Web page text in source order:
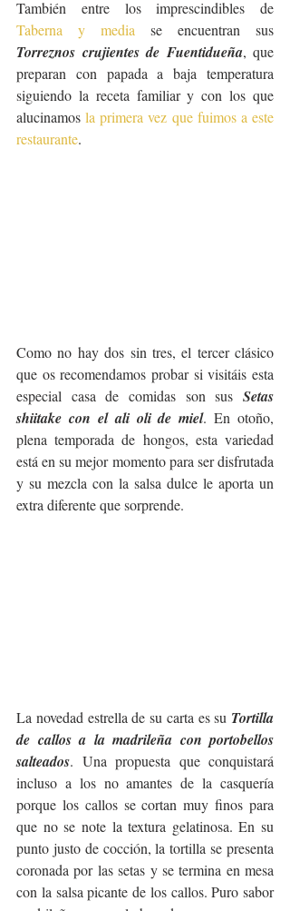
Taberna y media
Torreznos crujientes de Fuentidueña, que
preparan con papada a baja temperatura
siguiendo la receta familiar y con los que
alucinamos la primera vez que fuimos a este
restaurante.
Como no hay dos sin tres, el tercer clásico
que os recomendamos probar si visitáis esta
especial casa de comidas son sus Setas
shiitake con el ali oli de miel. En otoño,
plena temporada de hongos, esta variedad
está en su mejor momento para ser disfrutada
y su mezcla con la salsa dulce le aporta un
extra diferente que sorprende.
La novedad estrella de su carta es su Tortilla
de callos a la madrileña con portobellos
salteados. Una propuesta que conquistará
incluso a los no amantes de la casquería
porque los callos se cortan muy finos para
que no se note la textura gelatinosa. En su
punto justo de cocción, la tortilla se presenta
coronada por las setas y se termina en mesa
con la salsa picante de los callos. Puro sabor